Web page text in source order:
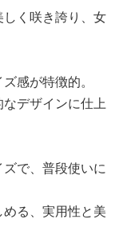
く咲き誇り、女
感が特徴的。
デザインに仕上
で、普段使いに
る、実用性と美